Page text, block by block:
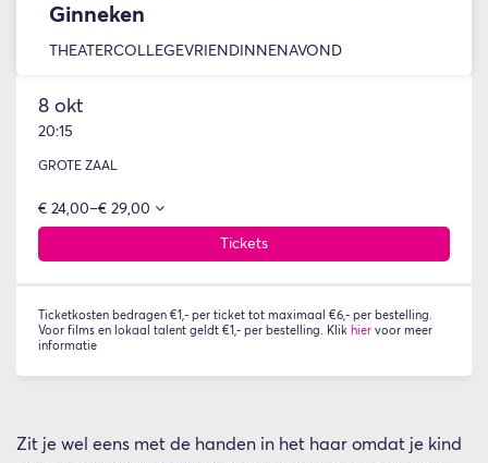
Ginneken
THEATERCOLLEGEVRIENDINNENAVOND
8 okt
20:15
GROTE ZAAL
€ 24,00–€ 29,00
Tickets
Ticketkosten bedragen €1,- per ticket tot maximaal €6,- per bestelling.
Voor films en lokaal talent geldt €1,- per bestelling. Klik hier voor meer
informatie
Zit je wel eens met de handen in het haar omdat je kind